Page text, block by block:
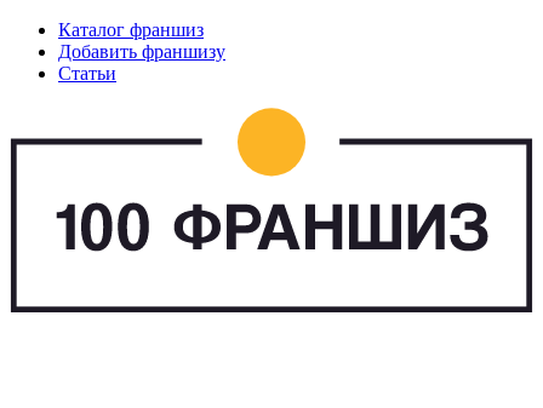
Каталог франшиз
Добавить франшизу
Статьи